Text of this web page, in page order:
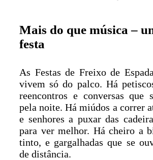
Mais do que música –
festa
As Festas de Freixo de
vivem só do palco. Há
reencontros e conversas que
pela noite. Há miúdos a correr
e senhores a puxar das
para ver melhor. Há cheiro a
tinto, e gargalhadas que se
de distância.